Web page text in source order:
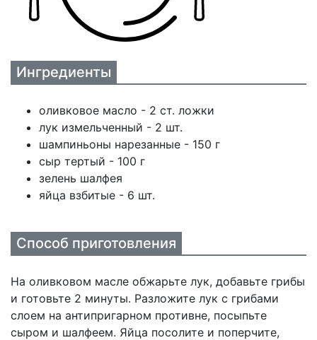
Ингредиенты
оливковое масло - 2 ст. ложки
лук измельченный - 2 шт.
шампиньоны нарезанные - 150 г
сыр тертый - 100 г
зелень шалфея
яйца взбитые - 6 шт.
Способ приготовления
На оливковом масле обжарьте лук, добавьте грибы
и готовьте 2 минуты. Разложите лук с грибами
слоем на антипригарном противне, посыпьте
сыром и шалфеем. Яйца посолите и поперчите,